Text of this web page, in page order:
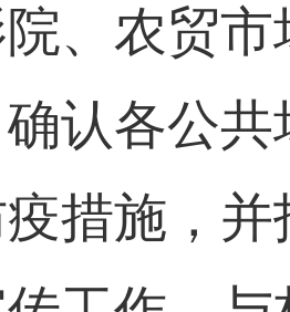
、农贸
认各公
措施，